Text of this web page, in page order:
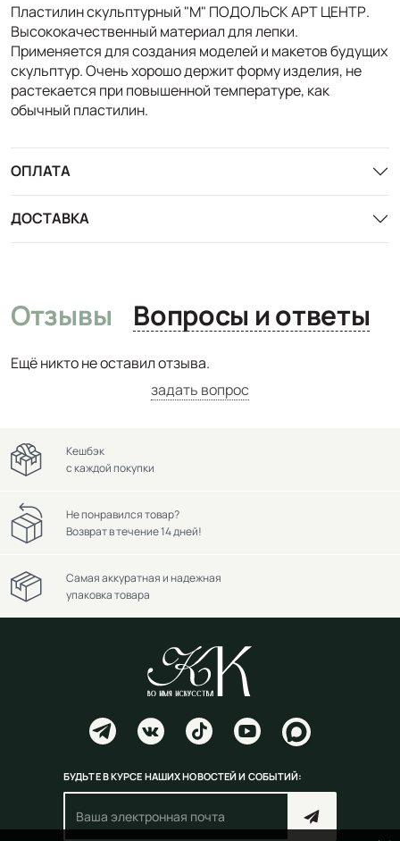
Пластилин скульптурный "М" ПОДОЛЬСК АРТ ЦЕНТР.
Высококачественный материал для лепки.
Применяется для создания моделей и макетов будущих
скульптур. Очень хорошо держит форму изделия, не
растекается при повышенной температуре, как
обычный пластилин.
ОПЛАТА
ДОСТАВКА
Отзывы Вопросы и ответы
Ещё никто не оставил отзыва.
задать вопрос
Кешбэк
с каждой покупки
Не понравился товар?
Возврат в течение 14 дней!
Самая аккуратная и надежная
упаковка товара
БУДЬТЕ В КУРСЕ НАШИХ НОВОСТЕЙ И СОБЫТИЙ: